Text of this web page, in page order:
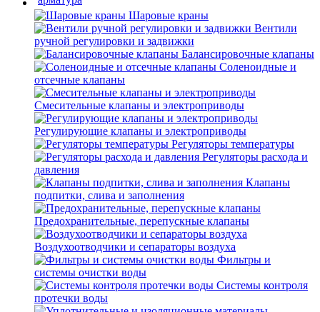
Шаровые краны
Вентили
ручной регулировки и задвижки
Балансировочные клапаны
Соленоидные и
отсечные клапаны
Смесительные клапаны и электроприводы
Регулирующие клапаны и электроприводы
Регуляторы температуры
Регуляторы расхода и
давления
Клапаны
подпитки, слива и заполнения
Предохранительные, перепускные клапаны
Воздухоотводчики и сепараторы воздуха
Фильтры и
системы очистки воды
Системы контроля
протечки воды